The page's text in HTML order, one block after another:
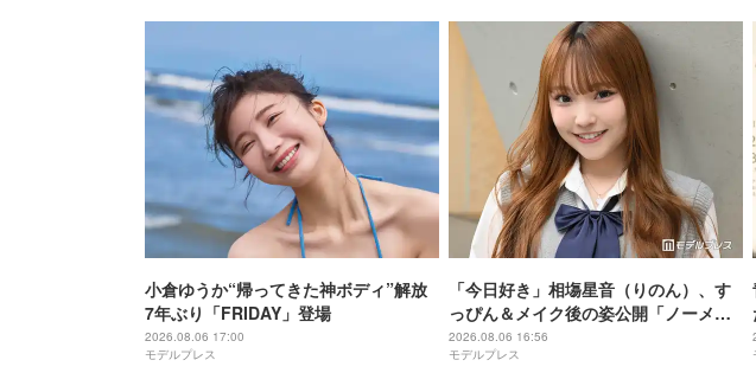
小倉ゆうか“帰ってきた神ボディ”解放
7年ぶり「FRIDAY」登場
2026.08.06 17:00
モデルプレス
「今日好き」相塲星音（りのん）、す
っぴん＆メイク後の姿公開「ノーメイ
クでもビジュ爆発」「透明感半端な
い」と絶賛の声
2026.08.06 16:56
モデルプレス